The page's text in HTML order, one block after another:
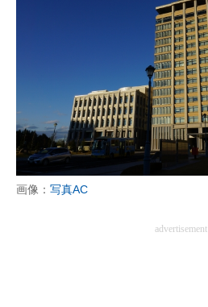
進化するPCとデバイスの未来
好きが集まる 比べて選べる
ビジネスと働き方のヒント
AI活用のいまが分かる
企業ITのトレンドを詳説
画像： 写真AC
advertisement